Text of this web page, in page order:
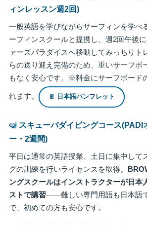
ィンレッスン週2回)
一般英語を学びながらサーフィンを学べ
ーフィンスクールと提携し、週2回午後
ァーズパラダイスへ移動してみっちりト
らの送り迎え完備のため、重いサーフボ
もなく安心です。※料金にサーフボード
れます。 📄 日本語パンフレット
🤿 スキューバダイビングコース(PADI
ー・2週間)
平日は通常の英語授業、土日に集中して
グの訓練を行いライセンスを取得。
ングスクールはインストラクターが日本
ストで講習——難しい専門用語も日本語
で、初めての方も安心です。